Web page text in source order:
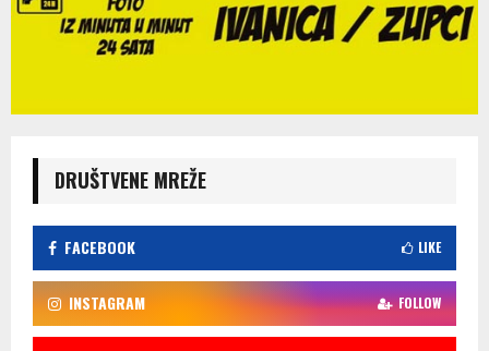
DRUŠTVENE MREŽE
FACEBOOK LIKE
INSTAGRAM FOLLOW